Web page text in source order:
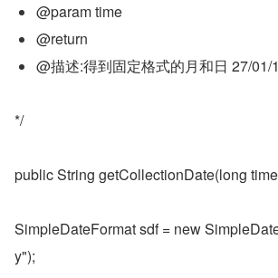
@param time
@return
@描述:得到固定格式的月和日 27/01/
*/
public String getCollectionDate(long
SimpleDateFormat sdf = new
y");